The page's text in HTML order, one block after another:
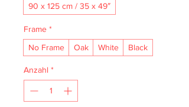
90 x 125 cm / 35 x 49″
Frame *
No Frame
Oak White Black
Anzahl *